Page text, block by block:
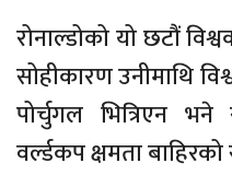
रोनाल्डोको यो छटौं
सोहीकारण उनीमाथि
पोर्चुगल भित्रिएन भने
वर्ल्डकप क्षमता